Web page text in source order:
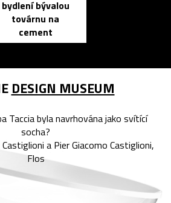
bydlení bývalou
továrnu na
cement
DESIGN MUSEUM
Taccia byla navrhována jako svítící
socha?
a Pier Giacomo Castiglioni,
Flos